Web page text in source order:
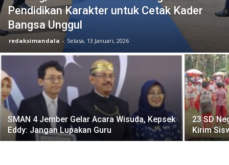
Pendidikan Karakter untuk Cetak Kader
Bangsa Unggul
redaksimandala - Selasa, 13 Januari, 2026
SMAN 4 Jember Gelar Acara Wisuda, Kepsek
Eddy: Jangan Lupakan Guru
23 SD
Kirim